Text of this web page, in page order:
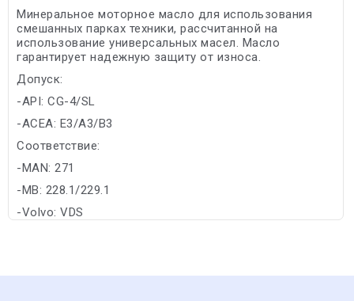
Минеральное моторное масло для использования
смешанных парках техники, рассчитанной на
использование универсальных масел. Масло
гарантирует надежную защиту от износа.
Допуск:
-API: CG-4/SL
-ACEA: E3/A3/B3
Соответствие:
-MAN: 271
-MB: 228.1/229.1
-Volvo: VDS